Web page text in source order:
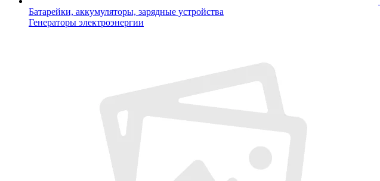
Батарейки, аккумуляторы, зарядные устройства
Генераторы электроэнергии